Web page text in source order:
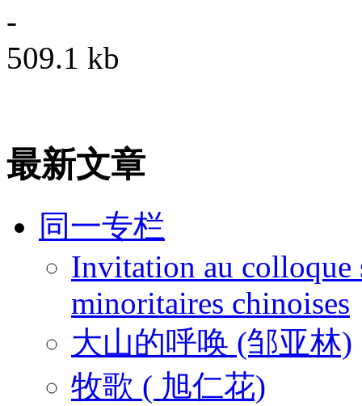
最新文章
同一专栏
Invitation au colloque
minoritaires chinoises
大山的呼唤 (邹亚林)
牧歌 ( 旭仁花)